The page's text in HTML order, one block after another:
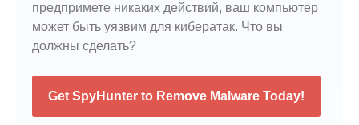
предпримете никаких действий, ваш компьютер
может быть уязвим для кибератак. Что вы
должны сделать?
Get SpyHunter to Remove Malware Today!